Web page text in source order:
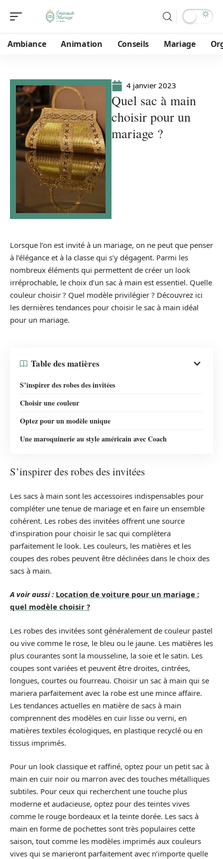
Ambiance Animation Conseils Mariage
4 janvier 2023
Quel sac à main
choisir pour un
mariage ?
Lorsque l’on est invité à un mariage, on ne peut que penser
à l’élégance et à la classe qui s’y dégagent. Parmi les
nombreux éléments qui permettent de créer un look
irréprochable, le choix d’un sac à main est essentiel. Quelle
couleur choisir ? Quel modèle privilégier ? Découvrez ici
les dernières tendances pour choisir le sac à main idéal
pour un mariage.
Table des matières
S’inspirer des robes des invitées
Choisir une couleur
Optez pour un modèle unique
Une maroquinerie au style américain avec Coach
S’inspirer des robes des invitées
Les sacs à main sont les accessoires indispensables pour
compléter une tenue de mariage et en faire un ensemble
cohérent. Les robes des invitées offrent une source
d’inspiration pour choisir le sac qui complètera
parfaitement le look. Les couleurs, les matières et les
coupes des robes peuvent être déclinées dans le choix des
sacs à main.
A voir aussi : Location de voiture pour un mariage :
quel modèle choisir ?
Les robes des invitées sont généralement de couleur pastel
ou vive comme le rose, le bleu ou le jaune. Les matières les
plus courantes sont la mousseline, la soie et le satin. Les
coupes sont variées et peuvent être droites, cintrées,
longues, courtes ou fourreau. Choisir un sac à main qui se
mariera parfaitement avec la robe est une mince affaire.
Les tendances actuelles en matière de sacs à main
comprennent des modèles en cuir lisse ou verni, en
matières textiles écologiques, en plastique recyclé ou en
tissus imprimés.
Pour un look classique et raffiné, optez pour un petit sac à
main en cuir noir ou marron avec des touches métalliques
subtiles. Pour ceux qui recherchent une touche plus
moderne et audacieuse, optez pour des teintes vives
comme le rouge bordeaux et la teinte dorée. Les sacs à
main en forme de pochettes sont très populaires cette
saison, tout comme les modèles imprimés aux couleurs
vives qui se marieront parfaitement avec n’importe quelle